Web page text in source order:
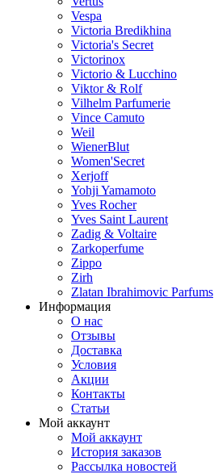
Vespa
Victoria Bredikhina
Victoria's Secret
Victorinox
Victorio & Lucchino
Viktor & Rolf
Vilhelm Parfumerie
Vince Camuto
Weil
WienerBlut
Women'Secret
Xerjoff
Yohji Yamamoto
Yves Rocher
Yves Saint Laurent
Zadig & Voltaire
Zarkoperfume
Zippo
Zirh
Zlatan Ibrahimovic Parfums
Информация
О нас
Отзывы
Доставка
Условия
Aкции
Контакты
Статьи
Мой аккаунт
Мой аккаунт
История заказов
Рассылка новостей